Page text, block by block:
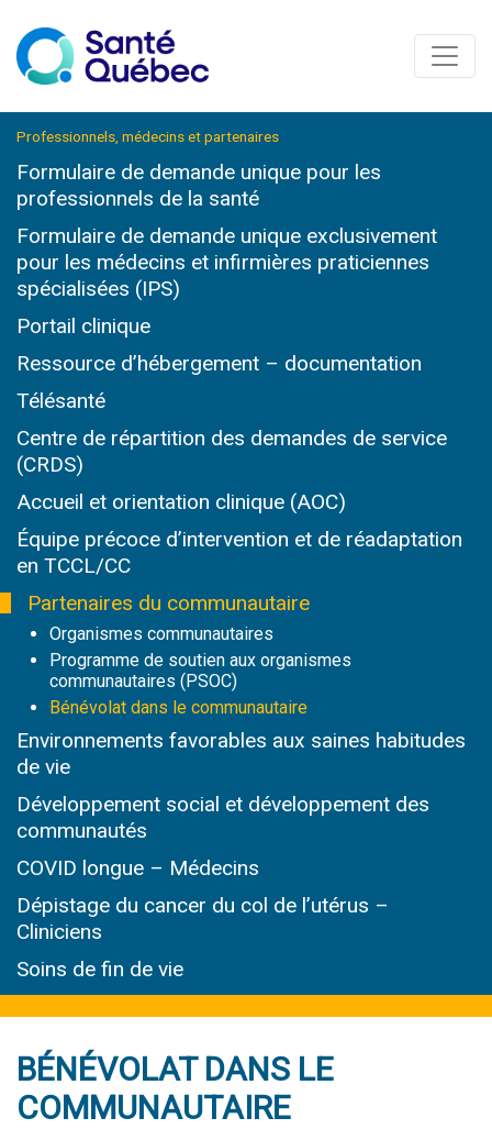
Professionnels, médecins et partenaires
Formulaire de demande unique pour les
professionnels de la santé
Formulaire de demande unique exclusivement
pour les médecins et infirmières praticiennes
spécialisées (IPS)
Portail clinique
Ressource d’hébergement – documentation
Télésanté
Centre de répartition des demandes de service
(CRDS)
Accueil et orientation clinique (AOC)
Équipe précoce d’intervention et de réadaptation
en TCCL/CC
Partenaires du communautaire
Organismes communautaires
Programme de soutien aux organismes
communautaires (PSOC)
Bénévolat dans le communautaire
Environnements favorables aux saines habitudes
de vie
Développement social et développement des
communautés
COVID longue – Médecins
Dépistage du cancer du col de l’utérus –
Cliniciens
Soins de fin de vie
BÉNÉVOLAT DANS LE
COMMUNAUTAIRE